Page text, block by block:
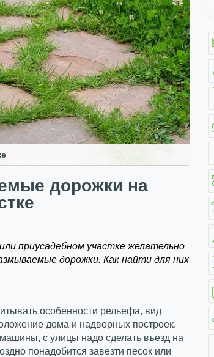
дорожки на
приусадебном участке желательно
дорожки. Как найти для них
особенности рельефа, вид
дома и надворных построек.
с улицы надо сделать въезд на
понадобится завезти песок или